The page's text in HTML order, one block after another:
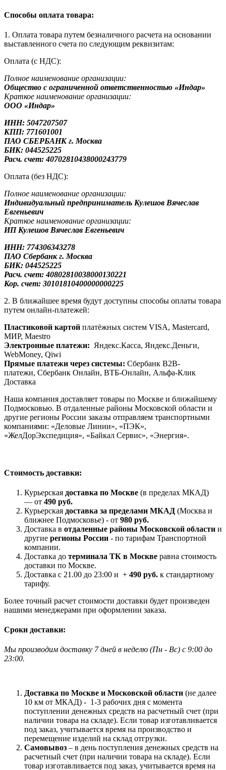
Способы оплата товара:
1. Оплата товара путем безналичного расчета на основании
выставленного счета по следующим реквизитам:
Оплата (с НДС):
Полное наименование организации:
Общество с ограниченной ответственностью «Индар»
Краткое наименование организации:
ООО «Индар»
ИНН: 5047207507
КПП: 771601001
ПАО СБЕРБАНК г. Москва
БИК: 044525225
Расч. счет: 40702810438000243779
Оплата (без НДС):
Полное наименование организации:
Индивидуальный предприниматель Кулешов Вячеслав
Евгеньевич
Краткое наименование организации:
ИП Кулешов Вячеслав Евгеньевич
ИНН: 774306343278
ПАО Сбербанкг. Москва
БИК: 044525225
Расч. счет: 40802810038000130221
Кор. счет: 30101810400000000225
2. В ближайшее время будут доступны способы оплаты товара
путем онлайн-платежей:
Пластиковой картой платёжных систем VISA, Mastercard,
МИР, Maestrо
Электронные платежи: Яндекс.Касса, Яндекс.Деньги,
WebMoney, Qiwi
Прямые платежи через системы: Сбербанк B2B-
платежи, Сбербанк Онлайн, ВТБ-Онлайн, Альфа-Клик
Доставка
Наша компания доставляет товары по Москве и ближайшему
Подмосковью. В отдаленные районы Московской области и
другие регионы России заказы отправляем транспортными
компаниями: «Деловые Линии», «ПЭК»,
«ЖелДорЭкспедиция», «Байкал Сервис», «Энергия».
Стоимость доставки:
Курьерская доставка по Москве (в пределах МКАД)
— от 490 руб.
Курьерская доставка за пределами МКАД (Москва и
ближнее Подмосковье) - от 980 руб.
Доставка в отдаленные районы Московской области и
другие регионы России - по тарифам Транспортной
компании.
Доставка до терминала ТК в Москве равна стоимость
доставки по Москве.
Доставка с 21.00 до 23:00 и + 490 руб. к стандартному
тарифу.
Более точный расчет стоимости доставки будет произведен
нашими менеджерами при оформлении заказа.
Сроки доставки:
Мы производим доставку 7 дней в неделю (Пн - Вс) с 9:00 до
23:00.
Доставка по Москве и Московской области (не далее
10 км от МКАД) - 1-3 рабочих дня с момента
поступлении денежных средств на расчетный счет (при
наличии товара на складе). Если товар изготавливается
под заказ, учитывается время на производство и
перемещение изделий на склад отгрузки.
Самовывоз – в день поступления денежных средств на
расчетный счет (при наличии товара на складе). Если
товар изготавливается под заказ, учитывается время на